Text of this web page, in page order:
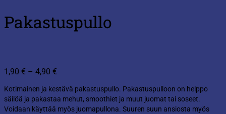
Pakastuspullo
1,90 € – 4,90 €
-
4,90 €
Kotimainen ja kestävä pakastuspullo. Pakastuspulloon on helppo
säilöä ja pakastaa mehut, smoothiet ja muut juomat tai soseet.
Voidaan käyttää myös juomapullona. Suuren suun ansiosta myös